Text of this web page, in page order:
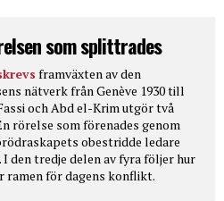
som splittrades
framväxten av den
nätverk från Genève 1930 till
och Abd el-Krim utgör två
rörelse som förenades genom
obestridde ledare
den tredje delen av fyra följer hur
för dagens konflikt.